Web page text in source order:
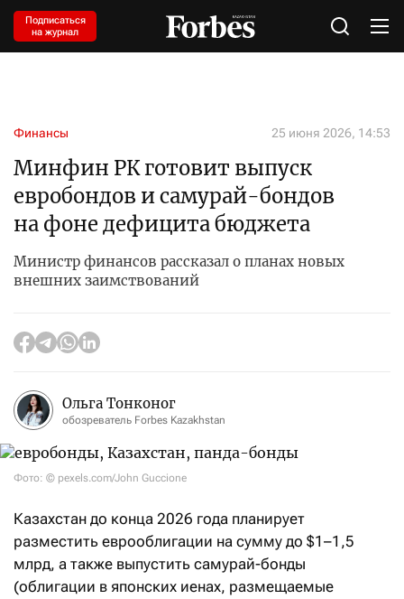
Подписаться
на журнал
Финансы 25 июня 2026, 14:53
Минфин РК готовит выпуск
евробондов и самурай-бондов
на фоне дефицита бюджета
Министр финансов рассказал о планах новых
внешних заимствований
Ольга Тонконог
обозреватель Forbes Kazakhstan
Фото: © pexels.com/John Guccione
Казахстан до конца 2026 года планирует
разместить еврооблигации на сумму до $1–1,5
млрд, а также выпустить самурай-бонды
(облигации в японских иенах, размещаемые